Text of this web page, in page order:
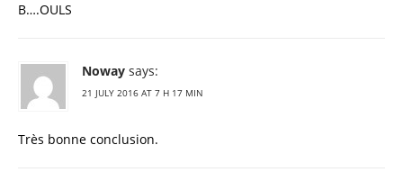
B….OULS
Noway says:
21 JULY 2016 AT 7 H 17 MIN
Très bonne conclusion.